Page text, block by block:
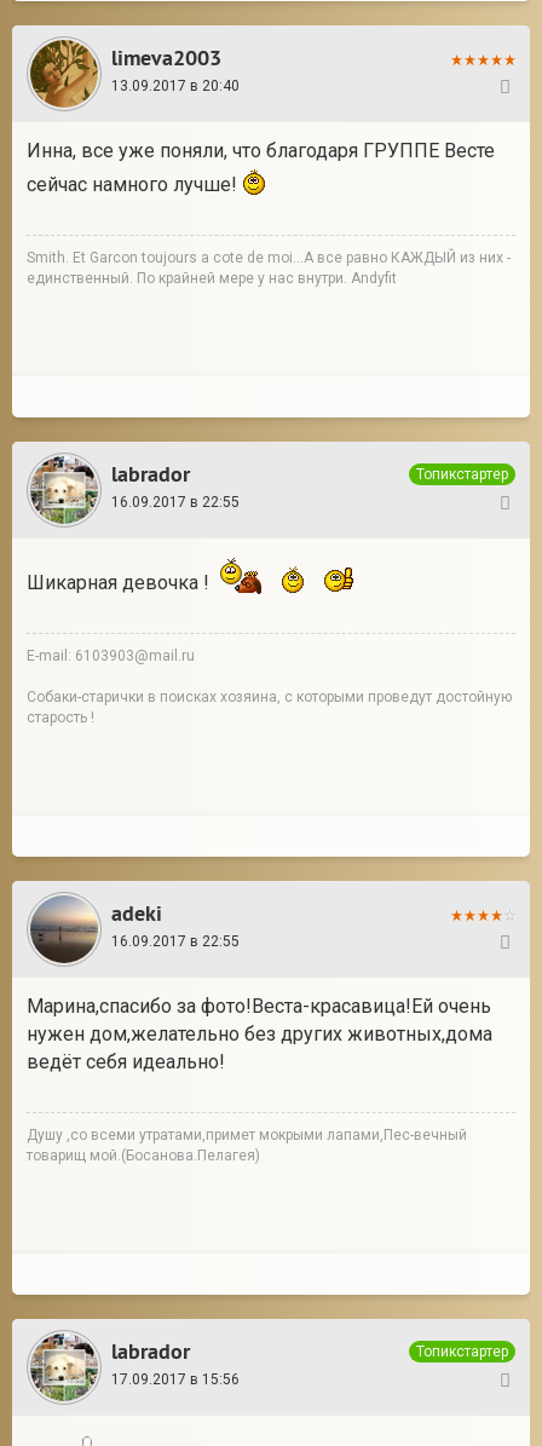
limeva2003
13.09.2017 в 20:40
Инна, все уже поняли, что благодаря ГРУППЕ Весте
сейчас намного лучше!
Smith. Et Garcon toujours a cote de moi...А все равно КАЖДЫЙ из них -
единственный. По крайней мере у нас внутри. Andyfit
labrador
Топикстартер
16.09.2017 в 22:55
Шикарная девочка !
E-mail: 6103903@mail.ru
Собаки-старички в поисках хозяина, с которыми проведут достойную
старость !
adeki
16.09.2017 в 22:55
Марина,спасибо за фото!Веста-красавица!Ей очень
нужен дом,желательно без других животных,дома
ведёт себя идеально!
Душу ,со всеми утратами,примет мокрыми лапами,Пес-вечный
товарищ мой.(Босанова.Пелагея)
labrador
Топикстартер
17.09.2017 в 15:56